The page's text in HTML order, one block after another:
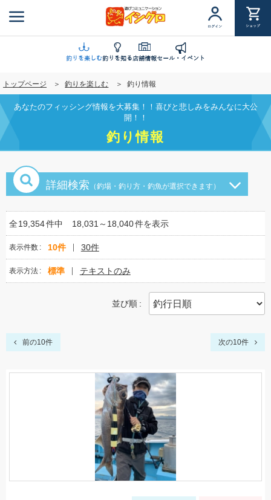
ン
に
移
動
ログイン ショップ
釣りを楽しむ釣りを知る店舗情報セール・イベント
トップページ 釣りを楽しむ 釣り情報
あなたのフィッシング情報を大募集！！喜びと悲しみをみんなに大公
開！！
釣り情報
詳細検索 （釣場・釣り方・釣魚が選択できます）
全19,354件中 18,031～18,040件を表示
表示件数 10件 30件
表示方法 標準 テキストのみ
並び順
前の10件 次の10件